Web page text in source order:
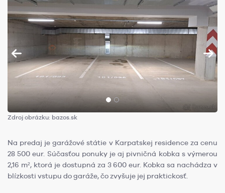
Zdroj obrázku: bazos.sk
Na predaj je garážové státie v Karpatskej residence za cenu
28 500 eur. Súčasťou ponuky je aj pivničná kobka s výmerou
2,16 m², ktorá je dostupná za 3 600 eur. Kobka sa nachádza v
blízkosti vstupu do garáže, čo zvyšuje jej praktickosť.